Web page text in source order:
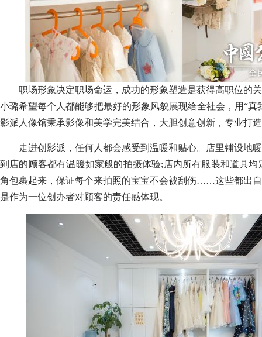
职场形象决定职场命运，成功的形象塑造是获得高职位的
小璐希望每个人都能够把最好的形象风貌展现给全社会，用“真
影派人像馆秉承影像和美学完美结合，大胆创意创新，专业打
走进创影派，任何人都会感受到温暖和贴心。店里铺设地
到店的顾客都有温暖如家般的拍摄体验;店内所有服装和道具
角包裹起来，保证每个来拍照的宝宝不会被刮伤……这些都出
是作为一位创办者对顾客的责任感体现。